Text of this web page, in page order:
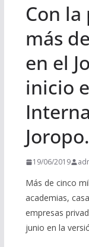
Con
más
en el
inicio
Joropo.
19/06/2019
Más de cinco
academias,
empresas
junio en la